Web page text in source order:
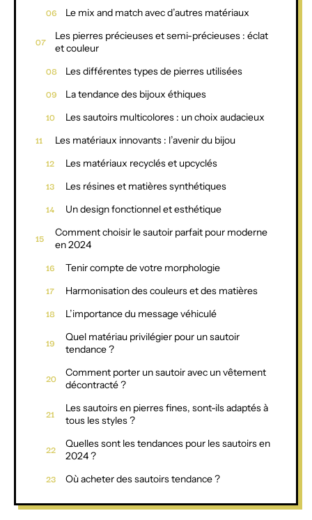
Le mix and match avec d’autres matériaux
Les pierres précieuses et semi-précieuses : éclat
et couleur
Les différentes types de pierres utilisées
La tendance des bijoux éthiques
Les sautoirs multicolores : un choix audacieux
Les matériaux innovants : l’avenir du bijou
Les matériaux recyclés et upcyclés
Les résines et matières synthétiques
Un design fonctionnel et esthétique
Comment choisir le sautoir parfait pour moderne
en 2024
Tenir compte de votre morphologie
Harmonisation des couleurs et des matières
L’importance du message véhiculé
Quel matériau privilégier pour un sautoir
tendance ?
Comment porter un sautoir avec un vêtement
décontracté ?
Les sautoirs en pierres fines, sont-ils adaptés à
tous les styles ?
Quelles sont les tendances pour les sautoirs en
2024 ?
Où acheter des sautoirs tendance ?